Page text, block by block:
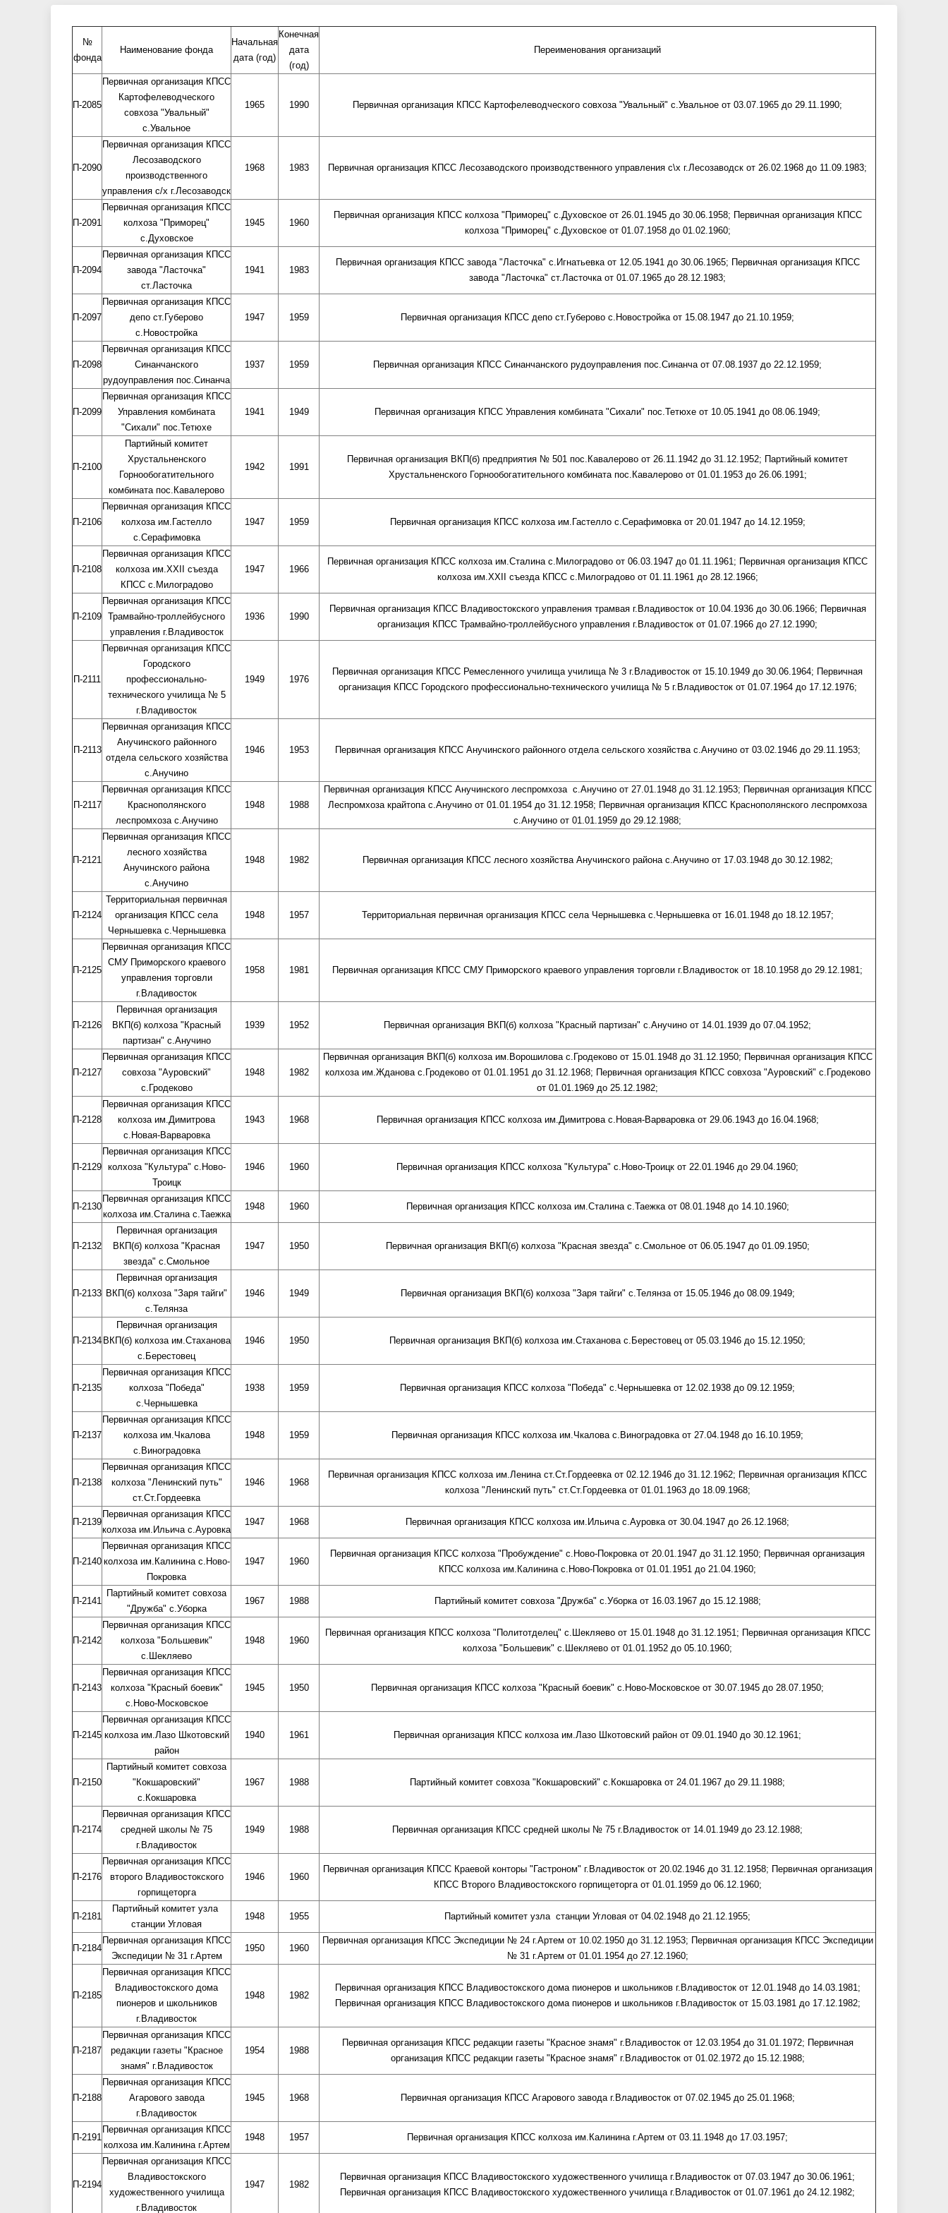
№
фонда
Наименование фонда
Начальная
дата (год)
Конечная
дата
(год)
Переименования организаций
П-2085
Первичная организация КПСС
Картофелеводческого
совхоза "Увальный"
с.Увальное
1965 1990 Первичная организация КПСС Картофелеводческого совхоза "Увальный" с.Увальное от 03.07.1965 до 29.11.1990;
П-2090
Первичная организация КПСС
Лесозаводского
производственного
управления с/х г.Лесозаводск
1968 1983 Первичная организация КПСС Лесозаводского производственного управления с\х г.Лесозаводск от 26.02.1968 до 11.09.1983;
П-2091
Первичная организация КПСС
колхоза "Приморец"
с.Духовское
1945 1960
Первичная организация КПСС колхоза "Приморец" с.Духовское от 26.01.1945 до 30.06.1958; Первичная организация КПСС
колхоза "Приморец" с.Духовское от 01.07.1958 до 01.02.1960;
П-2094
Первичная организация КПСС
завода "Ласточка"
ст.Ласточка
1941 1983
Первичная организация КПСС завода "Ласточка" с.Игнатьевка от 12.05.1941 до 30.06.1965; Первичная организация КПСС
завода "Ласточка" ст.Ласточка от 01.07.1965 до 28.12.1983;
П-2097
Первичная организация КПСС
депо ст.Губерово
с.Новостройка
1947 1959 Первичная организация КПСС депо ст.Губерово с.Новостройка от 15.08.1947 до 21.10.1959;
П-2098
Первичная организация КПСС
Синанчанского
рудоуправления пос.Синанча
1937 1959 Первичная организация КПСС Синанчанского рудоуправления пос.Синанча от 07.08.1937 до 22.12.1959;
П-2099
Первичная организация КПСС
Управления комбината
"Сихали" пос.Тетюхе
1941 1949 Первичная организация КПСС Управления комбината "Сихали" пос.Тетюхе от 10.05.1941 до 08.06.1949;
П-2100
Партийный комитет
Хрустальненского
Горнообогатительного
комбината пос.Кавалерово
1942 1991
Первичная организация ВКП(б) предприятия № 501 пос.Кавалерово от 26.11.1942 до 31.12.1952; Партийный комитет
Хрустальненского Горнообогатительного комбината пос.Кавалерово от 01.01.1953 до 26.06.1991;
П-2106
Первичная организация КПСС
колхоза им.Гастелло
с.Серафимовка
1947 1959 Первичная организация КПСС колхоза им.Гастелло с.Серафимовка от 20.01.1947 до 14.12.1959;
П-2108
Первичная организация КПСС
колхоза им.XXII съезда
КПСС с.Милоградово
1947 1966
Первичная организация КПСС колхоза им.Сталина с.Милоградово от 06.03.1947 до 01.11.1961; Первичная организация КПСС
колхоза им.XXII съезда КПСС с.Милоградово от 01.11.1961 до 28.12.1966;
П-2109
Первичная организация КПСС
Трамвайно-троллейбусного
управления г.Владивосток
1936 1990
Первичная организация КПСС Владивостокского управления трамвая г.Владивосток от 10.04.1936 до 30.06.1966; Первичная
организация КПСС Трамвайно-троллейбусного управления г.Владивосток от 01.07.1966 до 27.12.1990;
П-2111
Первичная организация КПСС
Городского
профессионально-
технического училища № 5
г.Владивосток
1949 1976
Первичная организация КПСС Ремесленного училища училища № 3 г.Владивосток от 15.10.1949 до 30.06.1964; Первичная
организация КПСС Городского профессионально-технического училища № 5 г.Владивосток от 01.07.1964 до 17.12.1976;
П-2113
Первичная организация КПСС
Анучинского районного
отдела сельского хозяйства
с.Анучино
1946 1953 Первичная организация КПСС Анучинского районного отдела сельского хозяйства с.Анучино от 03.02.1946 до 29.11.1953;
П-2117
Первичная организация КПСС
Краснополянского
леспромхоза с.Анучино
1948 1988
Первичная организация КПСС Анучинского леспромхоза с.Анучино от 27.01.1948 до 31.12.1953; Первичная организация КПСС
Леспромхоза крайтопа с.Анучино от 01.01.1954 до 31.12.1958; Первичная организация КПСС Краснополянского леспромхоза
с.Анучино от 01.01.1959 до 29.12.1988;
П-2121
Первичная организация КПСС
лесного хозяйства
Анучинского района
с.Анучино
1948 1982 Первичная организация КПСС лесного хозяйства Анучинского района с.Анучино от 17.03.1948 до 30.12.1982;
П-2124
Территориальная первичная
организация КПСС села
Чернышевка с.Чернышевка
1948 1957 Территориальная первичная организация КПСС села Чернышевка с.Чернышевка от 16.01.1948 до 18.12.1957;
П-2125
Первичная организация КПСС
СМУ Приморского краевого
управления торговли
г.Владивосток
1958 1981 Первичная организация КПСС СМУ Приморского краевого управления торговли г.Владивосток от 18.10.1958 до 29.12.1981;
П-2126
Первичная организация
ВКП(б) колхоза "Красный
партизан" с.Анучино
1939 1952 Первичная организация ВКП(б) колхоза "Красный партизан" с.Анучино от 14.01.1939 до 07.04.1952;
П-2127
Первичная организация КПСС
совхоза "Ауровский"
с.Гродеково
1948 1982
Первичная организация ВКП(б) колхоза им.Ворошилова с.Гродеково от 15.01.1948 до 31.12.1950; Первичная организация КПСС
колхоза им.Жданова с.Гродеково от 01.01.1951 до 31.12.1968; Первичная организация КПСС совхоза "Ауровский" с.Гродеково
от 01.01.1969 до 25.12.1982;
П-2128
Первичная организация КПСС
колхоза им.Димитрова
с.Новая-Варваровка
1943 1968 Первичная организация КПСС колхоза им.Димитрова с.Новая-Варваровка от 29.06.1943 до 16.04.1968;
П-2129
Первичная организация КПСС
колхоза "Культура" с.Ново-
Троицк
1946 1960 Первичная организация КПСС колхоза "Культура" с.Ново-Троицк от 22.01.1946 до 29.04.1960;
П-2130
Первичная организация КПСС
колхоза им.Сталина с.Таежка
1948 1960 Первичная организация КПСС колхоза им.Сталина с.Таежка от 08.01.1948 до 14.10.1960;
П-2132
Первичная организация
ВКП(б) колхоза "Красная
звезда" с.Смольное
1947 1950 Первичная организация ВКП(б) колхоза "Красная звезда" с.Смольное от 06.05.1947 до 01.09.1950;
П-2133
Первичная организация
ВКП(б) колхоза "Заря тайги"
с.Телянза
1946 1949 Первичная организация ВКП(б) колхоза "Заря тайги" с.Телянза от 15.05.1946 до 08.09.1949;
П-2134
Первичная организация
ВКП(б) колхоза им.Стаханова
с.Берестовец
1946 1950 Первичная организация ВКП(б) колхоза им.Стаханова с.Берестовец от 05.03.1946 до 15.12.1950;
П-2135
Первичная организация КПСС
колхоза "Победа"
с.Чернышевка
1938 1959 Первичная организация КПСС колхоза "Победа" с.Чернышевка от 12.02.1938 до 09.12.1959;
П-2137
Первичная организация КПСС
колхоза им.Чкалова
с.Виноградовка
1948 1959 Первичная организация КПСС колхоза им.Чкалова с.Виноградовка от 27.04.1948 до 16.10.1959;
П-2138
Первичная организация КПСС
колхоза "Ленинский путь"
ст.Ст.Гордеевка
1946 1968
Первичная организация КПСС колхоза им.Ленина ст.Ст.Гордеевка от 02.12.1946 до 31.12.1962; Первичная организация КПСС
колхоза "Ленинский путь" ст.Ст.Гордеевка от 01.01.1963 до 18.09.1968;
П-2139
Первичная организация КПСС
колхоза им.Ильича с.Ауровка
1947 1968 Первичная организация КПСС колхоза им.Ильича с.Ауровка от 30.04.1947 до 26.12.1968;
П-2140
Первичная организация КПСС
колхоза им.Калинина с.Ново-
Покровка
1947 1960
Первичная организация КПСС колхоза "Пробуждение" с.Ново-Покровка от 20.01.1947 до 31.12.1950; Первичная организация
КПСС колхоза им.Калинина с.Ново-Покровка от 01.01.1951 до 21.04.1960;
П-2141
Партийный комитет совхоза
"Дружба" с.Уборка
1967 1988 Партийный комитет совхоза "Дружба" с.Уборка от 16.03.1967 до 15.12.1988;
П-2142
Первичная организация КПСС
колхоза "Большевик"
с.Шекляево
1948 1960
Первичная организация КПСС колхоза "Политотделец" с.Шекляево от 15.01.1948 до 31.12.1951; Первичная организация КПСС
колхоза "Большевик" с.Шекляево от 01.01.1952 до 05.10.1960;
П-2143
Первичная организация КПСС
колхоза "Красный боевик"
с.Ново-Московское
1945 1950 Первичная организация КПСС колхоза "Красный боевик" с.Ново-Московское от 30.07.1945 до 28.07.1950;
П-2145
Первичная организация КПСС
колхоза им.Лазо Шкотовский
район
1940 1961 Первичная организация КПСС колхоза им.Лазо Шкотовский район от 09.01.1940 до 30.12.1961;
П-2150
Партийный комитет совхоза
"Кокшаровский"
с.Кокшаровка
1967 1988 Партийный комитет совхоза "Кокшаровский" с.Кокшаровка от 24.01.1967 до 29.11.1988;
П-2174
Первичная организация КПСС
средней школы № 75
г.Владивосток
1949 1988 Первичная организация КПСС средней школы № 75 г.Владивосток от 14.01.1949 до 23.12.1988;
П-2176
Первичная организация КПСС
второго Владивостокского
горпищеторга
1946 1960
Первичная организация КПСС Краевой конторы "Гастроном" г.Владивосток от 20.02.1946 до 31.12.1958; Первичная организация
КПСС Второго Владивостокского горпищеторга от 01.01.1959 до 06.12.1960;
П-2181
Партийный комитет узла
станции Угловая
1948 1955 Партийный комитет узла станции Угловая от 04.02.1948 до 21.12.1955;
П-2184
Первичная организация КПСС
Экспедиции № 31 г.Артем
1950 1960
Первичная организация КПСС Экспедиции № 24 г.Артем от 10.02.1950 до 31.12.1953; Первичная организация КПСС Экспедиции
№ 31 г.Артем от 01.01.1954 до 27.12.1960;
П-2185
Первичная организация КПСС
Владивостокского дома
пионеров и школьников
г.Владивосток
1948 1982
Первичная организация КПСС Владивостокского дома пионеров и школьников г.Владивосток от 12.01.1948 до 14.03.1981;
Первичная организация КПСС Владивостокского дома пионеров и школьников г.Владивосток от 15.03.1981 до 17.12.1982;
П-2187
Первичная организация КПСС
редакции газеты "Красное
знамя" г.Владивосток
1954 1988
Первичная организация КПСС редакции газеты "Красное знамя" г.Владивосток от 12.03.1954 до 31.01.1972; Первичная
организация КПСС редакции газеты "Красное знамя" г.Владивосток от 01.02.1972 до 15.12.1988;
П-2188
Первичная организация КПСС
Агарового завода
г.Владивосток
1945 1968 Первичная организация КПСС Агарового завода г.Владивосток от 07.02.1945 до 25.01.1968;
П-2191
Первичная организация КПСС
колхоза им.Калинина г.Артем
1948 1957 Первичная организация КПСС колхоза им.Калинина г.Артем от 03.11.1948 до 17.03.1957;
П-2194
Первичная организация КПСС
Владивостокского
художественного училища
г.Владивосток
1947 1982
Первичная организация КПСС Владивостокского художественного училища г.Владивосток от 07.03.1947 до 30.06.1961;
Первичная организация КПСС Владивостокского художественного училища г.Владивосток от 01.07.1961 до 24.12.1982;